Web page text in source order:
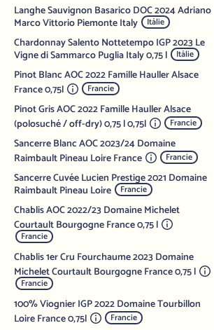
Langhe Sauvignon Basarico DOC 2024 Adriano
Marco Vittorio Piemonte Italy Itálie
Chardonnay Salento Nottetempo IGP 2023 Le
Vigne di Sammarco Puglia Italy 0,75 l Itálie
Pinot Blanc AOC 2022 Famille Hauller Alsace
France 0,75l
Francie
Pinot Gris AOC 2022 Famille Hauller Alsace
(polosuché / off-dry) 0,75 l 0,75l
Francie
Sancerre Blanc AOC 2023/24 Domaine
Raimbault Pineau Loire France
Francie
Sancerre Cuvée Lucien Prestige 2021 Domaine
Raimbault Pineau Loire Francie
Chablis AOC 2022/23 Domaine Michelet
Courtault Bourgogne France 0,75 l
Francie
Chablis 1er Cru Fourchaume 2023 Domaine
Michelet Courtault Bourgogne France 0,75 l
Francie
100% Viognier IGP 2022 Domaine Tourbillon
Loire France 0,75l
Francie